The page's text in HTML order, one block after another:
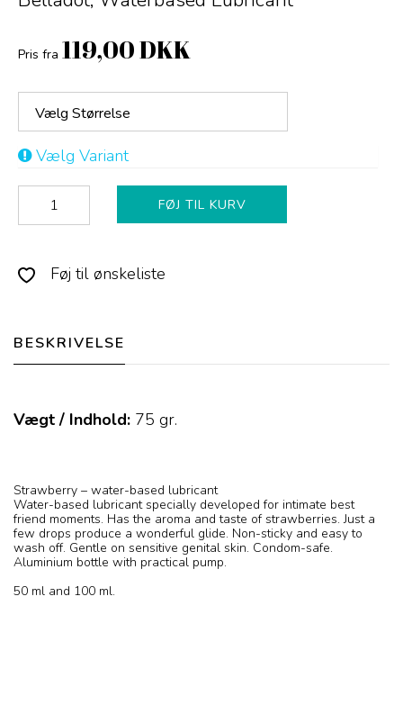
Pris fra 119,00 DKK
Vælg Størrelse
Vælg Variant
FØJ TIL KURV
Føj til ønskeliste
BESKRIVELSE
Vægt / Indhold: 75 gr.
Strawberry – water-based lubricant
Water-based lubricant specially developed for intimate best
friend moments. Has the aroma and taste of strawberries. Just a
few drops produce a wonderful glide. Non-sticky and easy to
wash off. Gentle on sensitive genital skin. Condom-safe.
Aluminium bottle with practical pump.
50 ml and 100 ml.